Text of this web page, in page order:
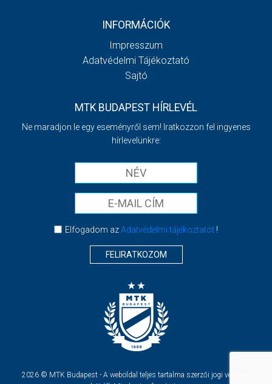
INFORMÁCIÓK
Impresszum
Adatvédelmi Tájékoztató
Sajtó
MTK BUDAPEST HÍRLEVÉL
Ne maradjon le egy eseményről sem! Iratkozzon fel ingyenes
hírlevelünkre:
Elfogadom azAdatvédelmi tájékoztatót!
FELIRATKOZOM
2026 © MTK Budapest - A weboldal teljes tartalma szerzői jogi védelem